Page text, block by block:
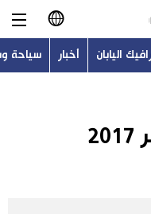
日本語
简体字
اليابان أخبار سياحة